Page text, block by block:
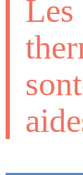
Les